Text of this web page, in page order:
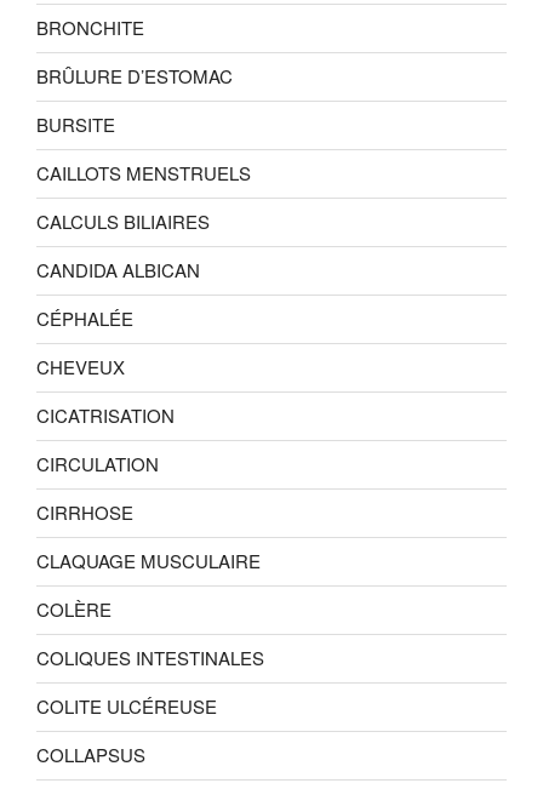
BRONCHITE
BRÛLURE D’ESTOMAC
BURSITE
CAILLOTS MENSTRUELS
CALCULS BILIAIRES
CANDIDA ALBICAN
CÉPHALÉE
CHEVEUX
CICATRISATION
CIRCULATION
CIRRHOSE
CLAQUAGE MUSCULAIRE
COLÈRE
COLIQUES INTESTINALES
COLITE ULCÉREUSE
COLLAPSUS